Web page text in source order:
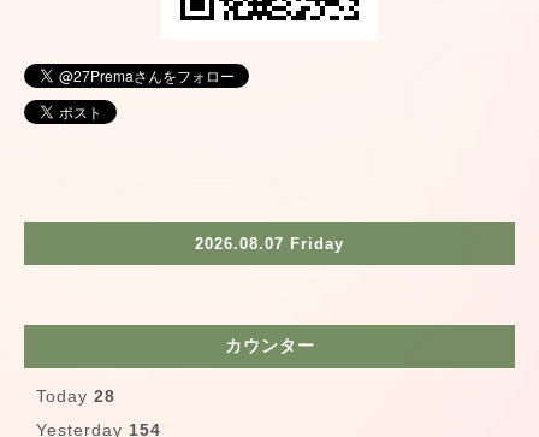
2026.08.07 Friday
カウンター
Today 28
Yesterday 154